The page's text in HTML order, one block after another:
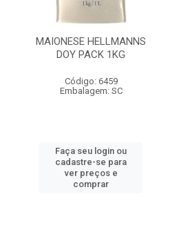
MAIONESE HELLMANNS
DOY PACK 1KG
Código: 6459
Embalagem: SC
Faça seu login ou
cadastre-se para
ver preços e
comprar